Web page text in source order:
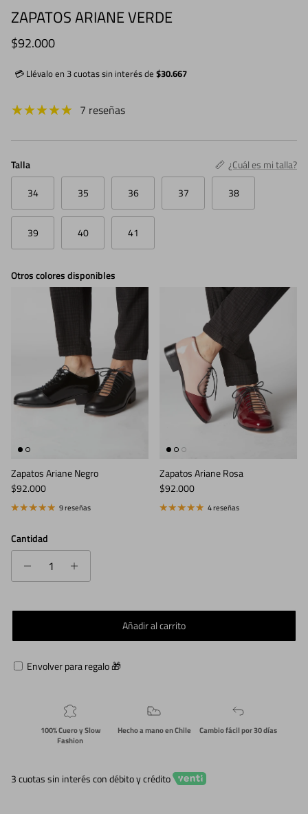
ZAPATOS ARIANE VERDE
Precio normal
$92.000
💳 Llévalo en 3 cuotas sin interés de $30.667
7 reseñas
Talla
¿Cuál es mi talla?
34
35 36 37 38
39 40 41
Otros colores disponibles
Zapatos Ariane Negro
Precio normal
$92.000
9 reseñas
Zapatos Ariane Rosa
Precio normal
$92.000
4 reseñas
Cantidad
Añadir al carrito
Envolver para regalo 🎁
100% Cuero y Slow
Fashion
Hecho a mano en Chile Cambio fácil por 30 días
3 cuotas sin interés con débito y crédito